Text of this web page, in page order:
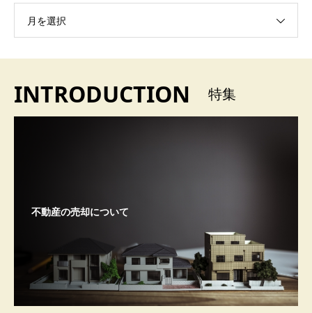
月を選択
INTRODUCTION 特集
不動産の売却について